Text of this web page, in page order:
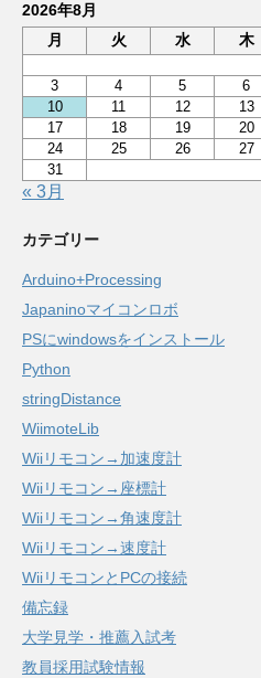
2026年8月
月
火 水 木
3
4 5 6
10
11 12 13
17
18 19 20
24
25 26 27
31
« 3月
カテゴリー
Arduino+Processing
Japaninoマイコンロボ
PSにwindowsをインストール
Python
stringDistance
WiimoteLib
Wiiリモコン→加速度計
Wiiリモコン→座標計
Wiiリモコン→角速度計
Wiiリモコン→速度計
WiiリモコンとPCの接続
備忘録
大学見学・推薦入試考
教員採用試験情報